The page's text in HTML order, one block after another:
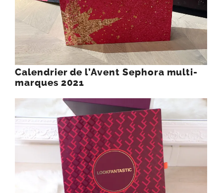
Calendrier de l’Avent Sephora multi-
marques 2021